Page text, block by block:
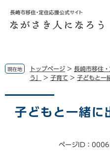
で
ば 現在地 トップページ > 長崎市移住
う」
> 子育て > 子どもと一
子どもと一緒に
ページID：